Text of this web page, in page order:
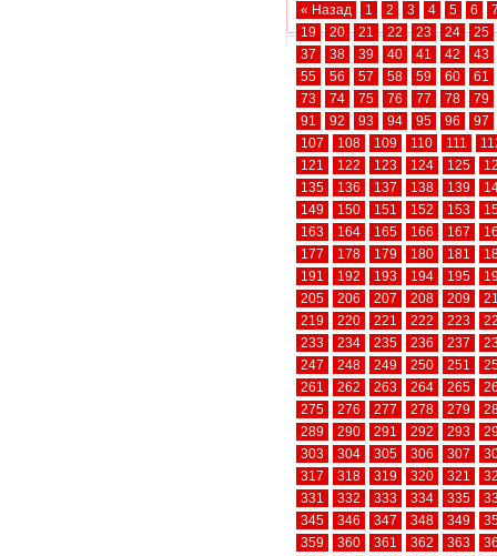
« Назад 1 2 3 4 5 6
19
20 21 22 23 24
25
37
38 39 40 41 42
43
55
56 57 58 59 60
61
73
74 75 76 77 78
79
91
92 93 94 95 96
97
107
108 109 110 111
121
122 123 124 125
135
136 137 138 139
149
150 151 152 153
163
164 165 166 167
177
178 179 180 181
191
192 193 194 195
205
206 207 208 209
219
220 221 222 223
233
234 235 236 237
247
248 249 250 251
261
262 263 264 265
275
276 277 278 279
289
290 291 292 293
303
304 305 306 307
317
318 319 320 321
331
332 333 334 335
345
346 347 348 349
359
360 361 362 363